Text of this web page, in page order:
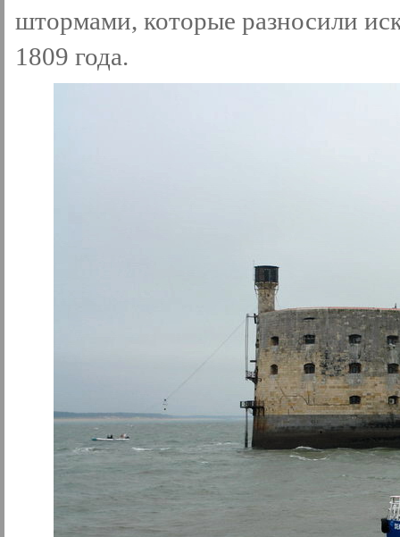
штормами, которые разносили
1809 года.